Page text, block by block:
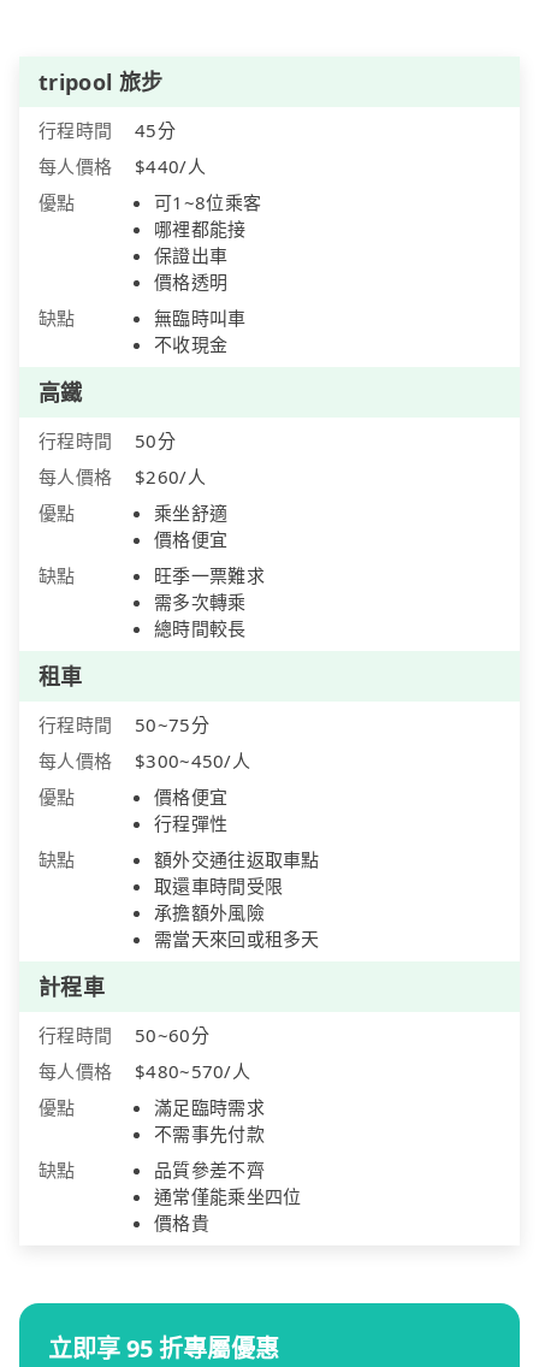
tripool 旅步
行程時間
45分
每人價格
$440/人
優點
可1~8位乘客
哪裡都能接
保證出車
價格透明
缺點
無臨時叫車
不收現金
高鐵
行程時間
50分
每人價格
$260/人
優點
乘坐舒適
價格便宜
缺點
旺季一票難求
需多次轉乘
總時間較長
租車
行程時間
50~75分
每人價格
$300~450/人
優點
價格便宜
行程彈性
缺點
額外交通往返取車點
取還車時間受限
承擔額外風險
需當天來回或租多天
計程車
行程時間
50~60分
每人價格
$480~570/人
優點
滿足臨時需求
不需事先付款
缺點
品質參差不齊
通常僅能乘坐四位
價格貴
立即享 95 折專屬優惠